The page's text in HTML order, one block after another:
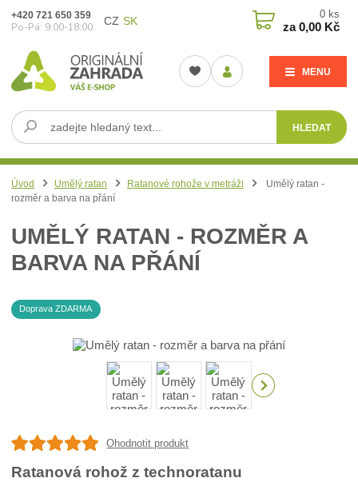
CZ SK
MENU
HLEDAT
+420 721 650 359
Po-Pá: 9:00-18:00
0 ks
za0,00 Kč
Úvod Umělý ratan Ratanové rohože v metráži
Umělý ratan -
rozměr a barva na přání
UMĚLÝ RATAN - ROZMĚR A
BARVA NA PŘÁNÍ
Doprava ZDARMA
Ohodnotit produkt
Ratanová rohož z technoratanu